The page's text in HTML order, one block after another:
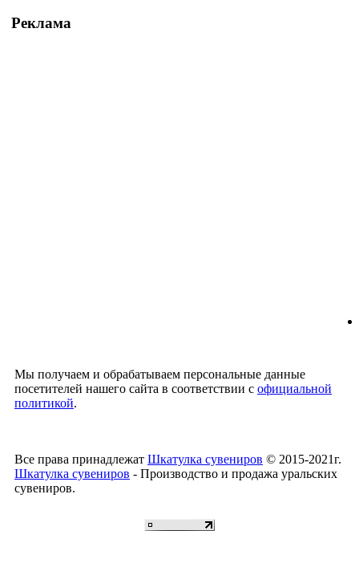
Реклама
Мы получаем и обрабатываем персональные данные
посетителей нашего сайта в соответствии с официальной
политикой.
Все права принадлежат Шкатулка сувениров © 2015-2021г.
Шкатулка сувениров - Производство и продажа уральских
сувениров.